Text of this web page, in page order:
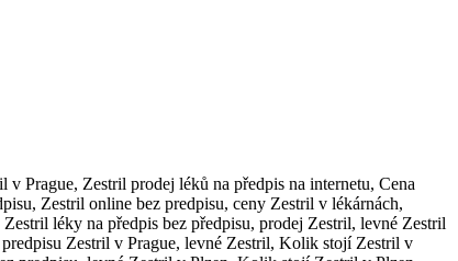
Prague, Zestril prodej léků na předpis na internetu, Cena
Zestril online bez predpisu, ceny Zestril v lékárnách,
léky na předpis bez předpisu, prodej Zestril, levné Zestril
Zestril v Prague, levné Zestril, Kolik stojí Zestril v